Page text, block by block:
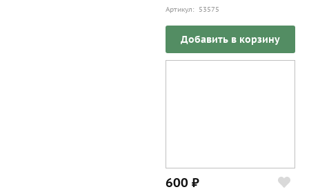
Артикул: 53575
Добавить в корзину
600 ₽